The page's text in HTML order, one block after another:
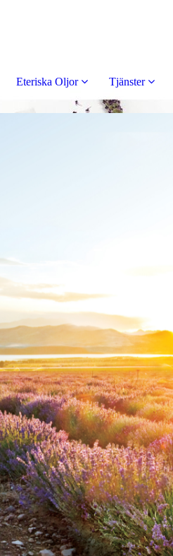
Eteriska Oljor Tjänster